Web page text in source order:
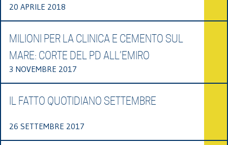
20 APRILE 2018
MILIONI PER LA CLINICA E CEMENTO SUL
MARE: CORTE DEL PD ALL’EMIRO
3 NOVEMBRE 2017
IL FATTO QUOTIDIANO SETTEMBRE
26 SETTEMBRE 2017